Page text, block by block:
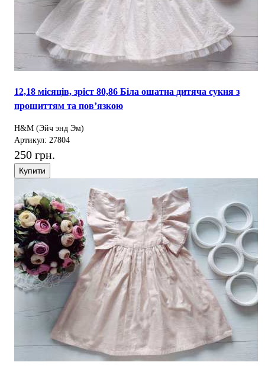
12,18 місяців, зріст 80,86 Біла ошатна дитяча сукня з
прошиттям та пов’язкою
H&M (Эйч энд Эм)
Артикул: 27804
250 грн.
Купити